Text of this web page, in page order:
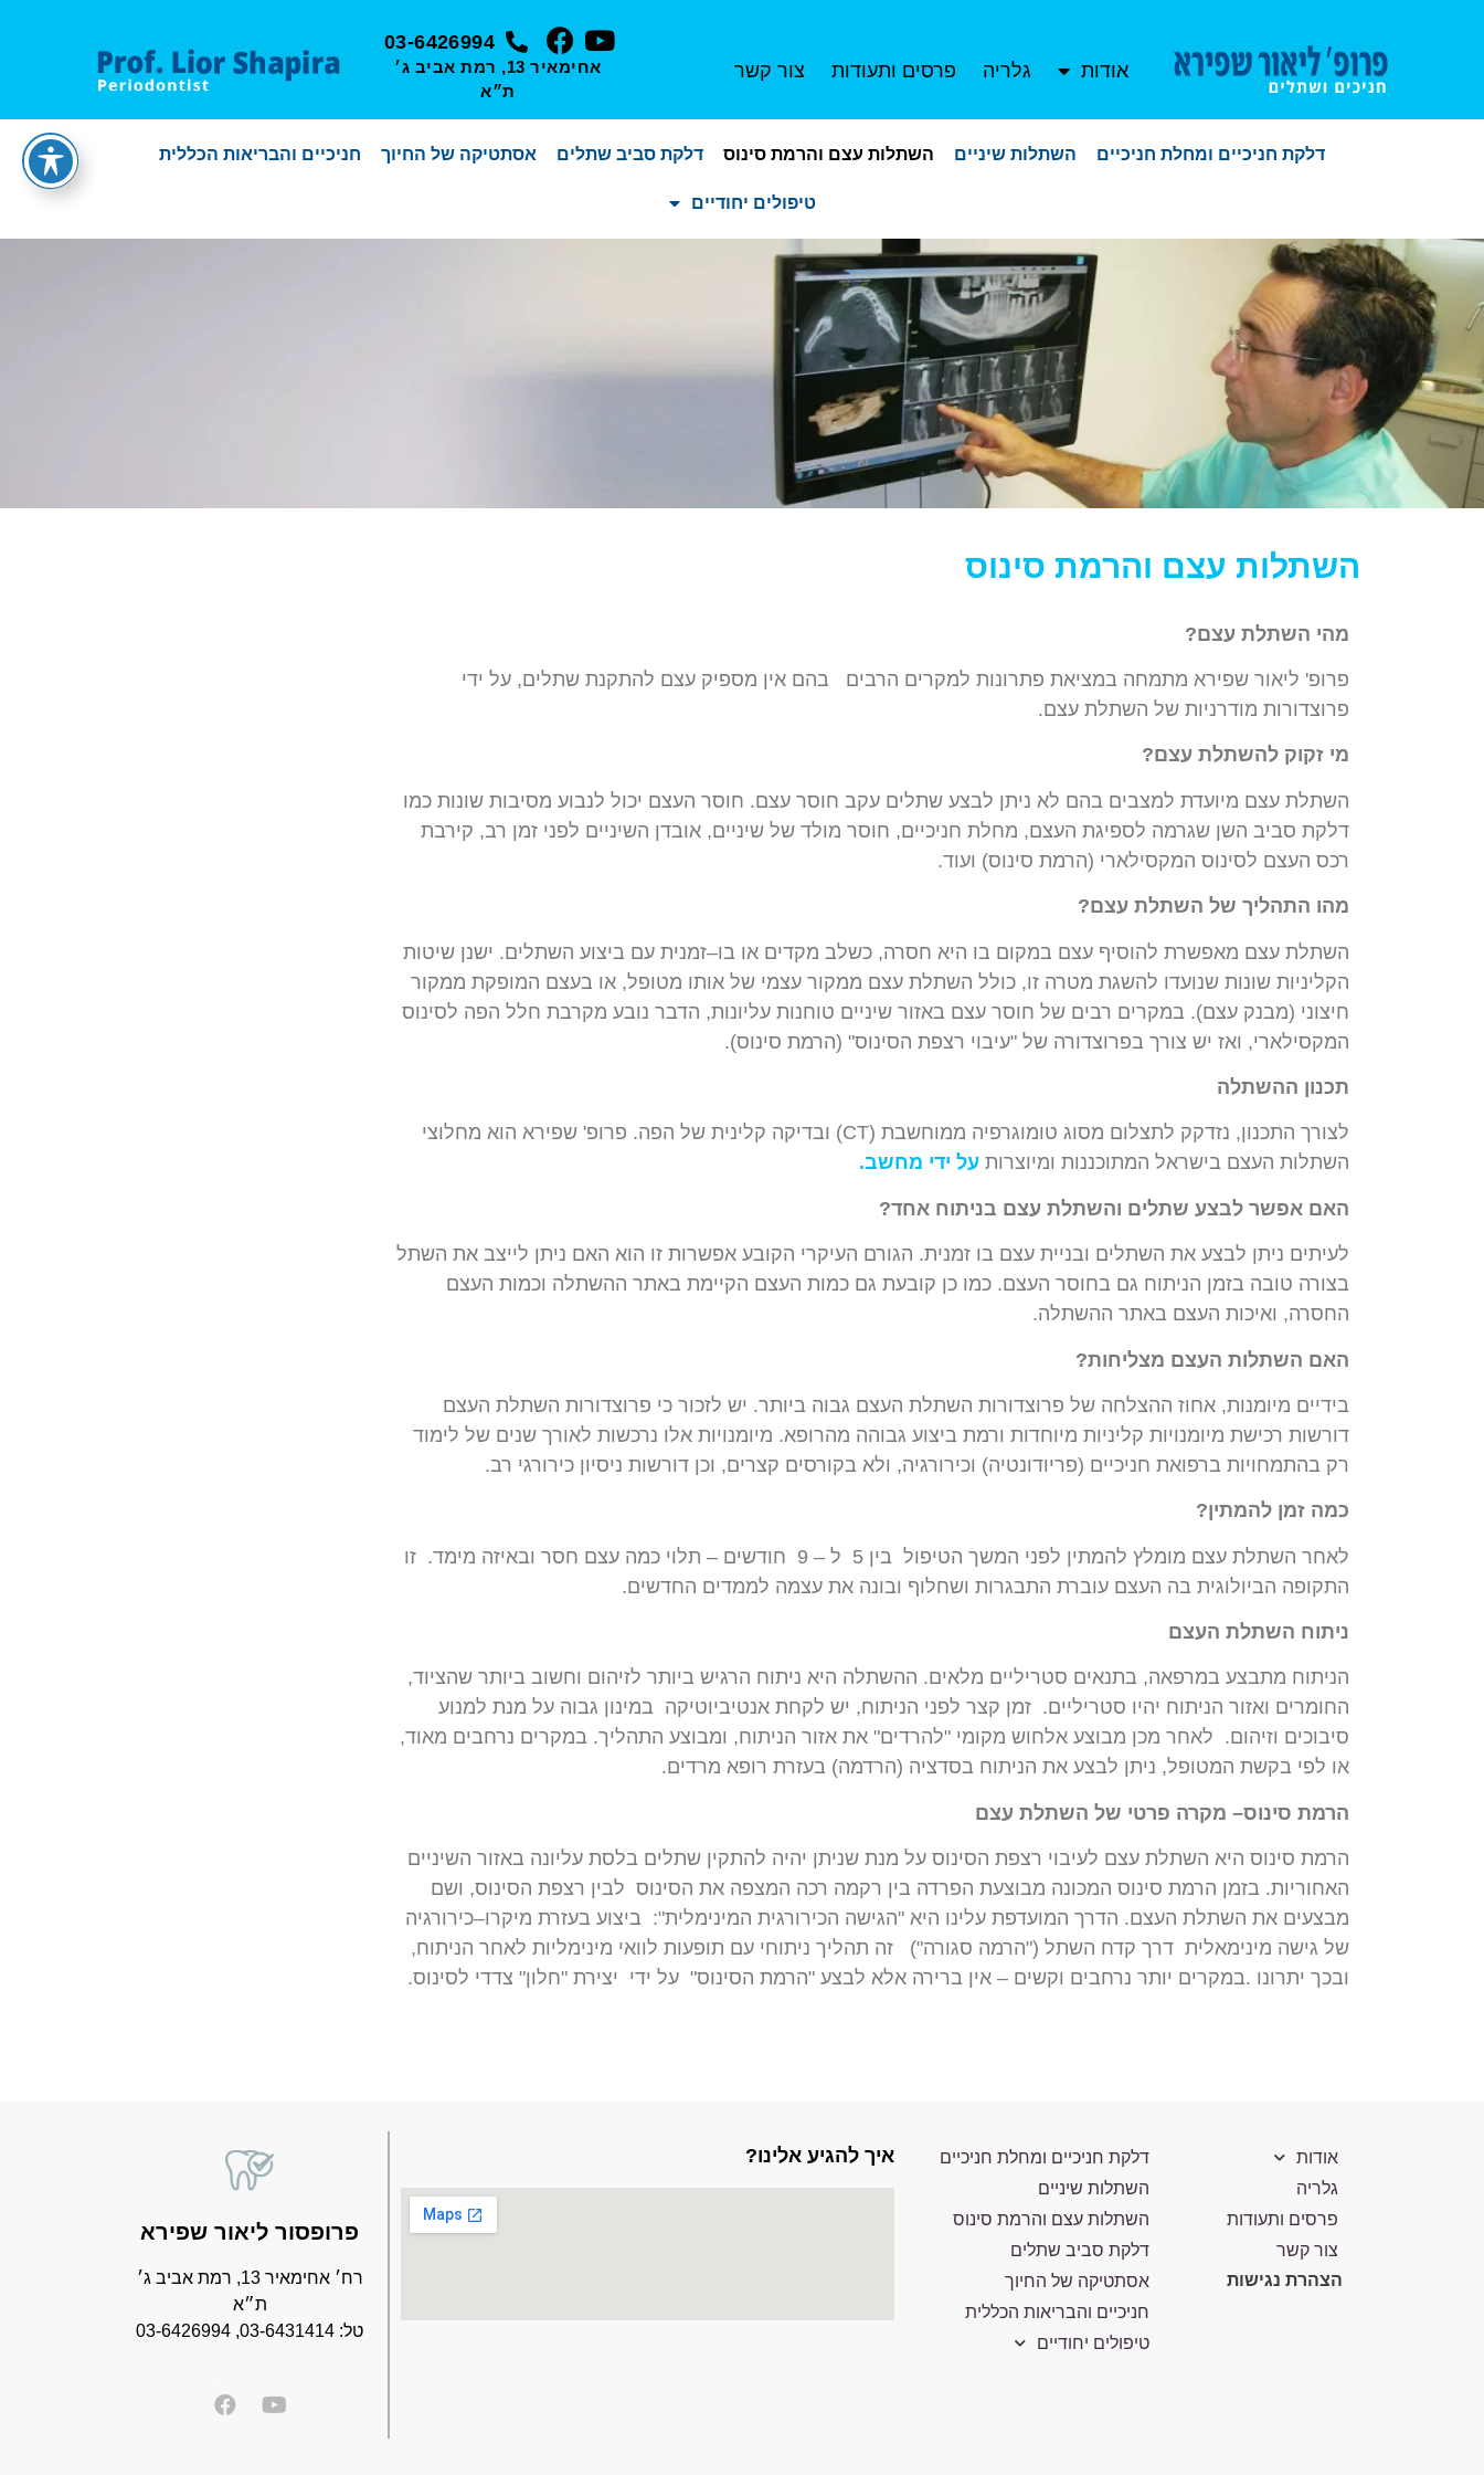
אודות גלריה פרסים ותעודות צור קשר
03-6426994
אחימאיר 13, רמת אביב ג׳
ת״א
דלקת חניכיים ומחלת חניכיים השתלות שיניים השתלות עצם והרמת סינוס דלקת סביב שתלים אסתטיקה של החיוך חניכיים והבריאות הכללית
טיפולים יחודיים
השתלות עצם והרמת סינוס
מהי השתלת עצם?
פרופ' ליאור שפירא מתמחה במציאת פתרונות למקרים הרבים בהם אין מספיק עצם להתקנת שתלים, על ידי
פרוצדורות מודרניות של השתלת עצם.
מי זקוק להשתלת עצם?
השתלת עצם מיועדת למצבים בהם לא ניתן לבצע שתלים עקב חוסר עצם. חוסר העצם יכול לנבוע מסיבות שונות כמו
דלקת סביב השן שגרמה לספיגת העצם, מחלת חניכיים, חוסר מולד של שיניים, אובדן השיניים לפני זמן רב, קירבת
רכס העצם לסינוס המקסילארי (הרמת סינוס) ועוד.
מהו התהליך של השתלת עצם?
השתלת עצם מאפשרת להוסיף עצם במקום בו היא חסרה, כשלב מקדים או בו–זמנית עם ביצוע השתלים. ישנן שיטות
הקליניות שונות שנועדו להשגת מטרה זו, כולל השתלת עצם ממקור עצמי של אותו מטופל, או בעצם המופקת ממקור
חיצוני (מבנק עצם). במקרים רבים של חוסר עצם באזור שיניים טוחנות עליונות, הדבר נובע מקרבת חלל הפה לסינוס
המקסילארי, ואז יש צורך בפרוצדורה של "עיבוי רצפת הסינוס" (הרמת סינוס).
תכנון ההשתלה
לצורך התכנון, נזדקק לתצלום מסוג טומוגרפיה ממוחשבת (
CT
) ובדיקה קלינית של הפה. פרופ' שפירא הוא מחלוצי
השתלות העצם בישראל המתוכננות ומיוצרות על ידי מחשב.
האם אפשר לבצע שתלים והשתלת עצם בניתוח אחד?
לעיתים ניתן לבצע את השתלים ובניית עצם בו זמנית. הגורם העיקרי הקובע אפשרות זו הוא האם ניתן לייצב את השתל
בצורה טובה בזמן הניתוח גם בחוסר העצם. כמו כן קובעת גם כמות העצם הקיימת באתר ההשתלה וכמות העצם
החסרה, ואיכות העצם באתר ההשתלה.
האם השתלות העצם מצליחות?
בידיים מיומנות, אחוז ההצלחה של פרוצדורות השתלת העצם גבוה ביותר. יש לזכור כי פרוצדורות השתלת העצם
דורשות רכישת מיומנויות קליניות מיוחדות ורמת ביצוע גבוהה מהרופא. מיומנויות אלו נרכשות לאורך שנים של לימוד
רק בהתמחויות ברפואת חניכיים (פריודונטיה) וכירורגיה, ולא בקורסים קצרים, וכן דורשות ניסיון כירורגי רב.
כמה זמן להמתין?
לאחר השתלת עצם מומלץ להמתין לפני המשך הטיפול בין ל – 9 חודשים – תלוי כמה עצם חסר ובאיזה מימד. זו
התקופה הביולוגית בה העצם עוברת התבגרות ושחלוף ובונה את עצמה לממדים החדשים.
ניתוח השתלת העצם
הניתוח מתבצע במרפאה, בתנאים סטריליים מלאים. ההשתלה היא ניתוח הרגיש ביותר לזיהום וחשוב ביותר שהציוד,
החומרים ואזור הניתוח יהיו סטריליים. זמן קצר לפני הניתוח, יש לקחת אנטיביוטיקה במינון גבוה על מנת למנוע
סיבוכים וזיהום. לאחר מכן מבוצע אלחוש מקומי "להרדים" את אזור הניתוח, ומבוצע התהליך. במקרים נרחבים מאוד,
או לפי בקשת המטופל, ניתן לבצע את הניתוח בסדציה (הרדמה) בעזרת רופא מרדים.
הרמת סינוס– מקרה פרטי של השתלת עצם
הרמת סינוס היא השתלת עצם לעיבוי רצפת הסינוס על מנת שניתן יהיה להתקין שתלים בלסת עליונה באזור השיניים
האחוריות. בזמן הרמת סינוס המכונה מבוצעת הפרדה בין רקמה רכה המצפה את הסינוס לבין רצפת הסינוס, ושם
מבצעים את השתלת העצם. הדרך המועדפת עלינו היא "הגישה הכירורגית המינימלית": ביצוע בעזרת מיקרו–כירורגיה
של גישה מינימאלית דרך קדח השתל ("הרמה סגורה") זה תהליך ניתוחי עם תופעות לוואי מינימליות לאחר הניתוח,
ובכך יתרונו .במקרים יותר נרחבים וקשים – אין ברירה אלא לבצע "הרמת הסינוס" על ידי יצירת "חלון" צדדי לסינוס.
אודות
גלריה
פרסים ותעודות
צור קשר
הצהרת נגישות
דלקת חניכיים ומחלת חניכיים
השתלות שיניים
השתלות עצם והרמת סינוס
דלקת סביב שתלים
אסתטיקה של החיוך
חניכיים והבריאות הכללית
טיפולים יחודיים
איך להגיע אלינו?
פרופסור ליאור שפירא
רח׳ אחימאיר 13, רמת אביב ג׳
ת״א
טל: 03-6431414, 03-6426994